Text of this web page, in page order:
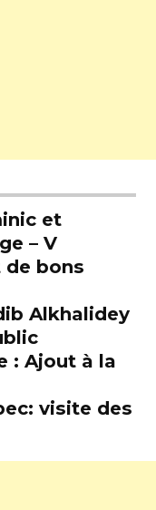
et
– V
de bons
Alkhalidey
: Ajout à la
visite des